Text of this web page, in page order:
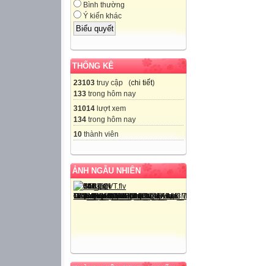
Bình thường
Ý kiến khác
THỐNG KÊ
23103 truy cập (chi tiết)
133 trong hôm nay
31014 lượt xem
134 trong hôm nay
10 thành viên
ẢNH NGẪU NHIÊN